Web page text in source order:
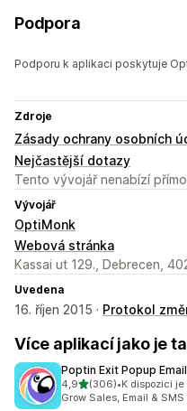
Podpora
Podporu k aplikaci poskytuje
Zdroje
Zásady ochrany osobních
Nejčastější dotazy
Tento vývojář nenabízí
Vývojář
OptiMonk
Webová stránka
Kassai ut 129., Debrecen,
Uvedena
16. říjen 2015 · Protokol
Více aplikací jako je
Poptin Exit Popup
4,9z 5 hvězd
(306)
Celkový počet recenzí:
•K dispozici
Grow Sales, Email &